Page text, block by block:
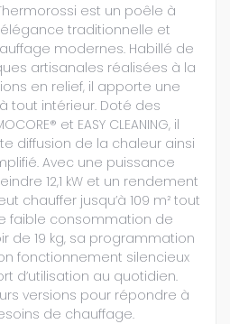
est un poêle à
traditionnelle et
modernes. Habillé de
artisanales réalisées à la
en relief, il apporte une
tout intérieur. Doté des
et EASY CLEANING, il
diffusion de la chaleur ainsi
Avec une puissance
12,1 kW et un rendement
chauffer jusqu’à 109 m² tout
faible consommation de
de 19 kg, sa programmation
fonctionnement silencieux
d’utilisation au quotidien.
versions pour répondre à
de chauffage.